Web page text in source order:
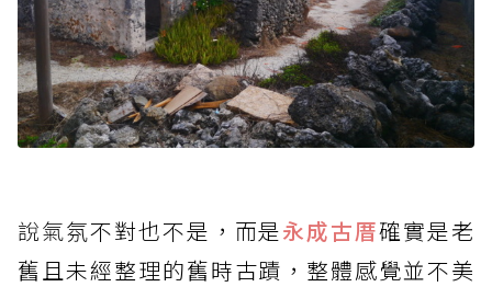
說氣氛不對也不是，而是永成古厝確實是老
舊且未經整理的舊時古蹟，整體感覺並不美